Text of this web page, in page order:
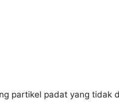
partikel padat yang tidak